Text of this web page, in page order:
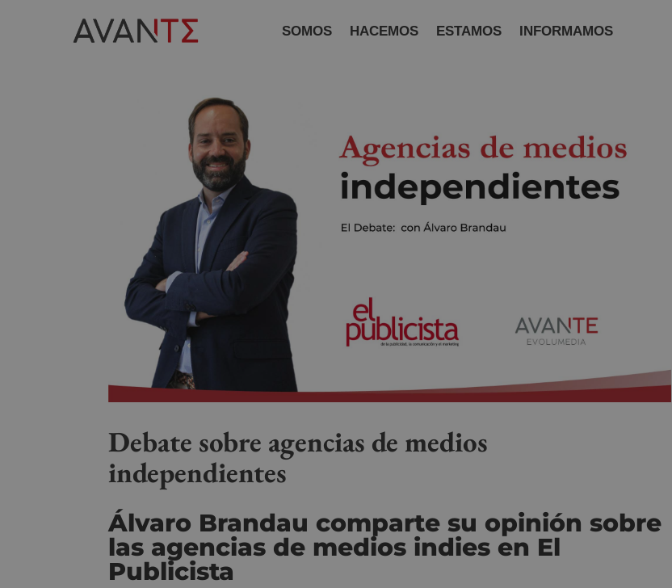
SOMOS HACEMOS ESTAMOS INFORMAMOS
Debate sobre agencias de medios
independientes
Álvaro Brandau comparte su opinión sobre
las agencias de medios indies en El
Publicista